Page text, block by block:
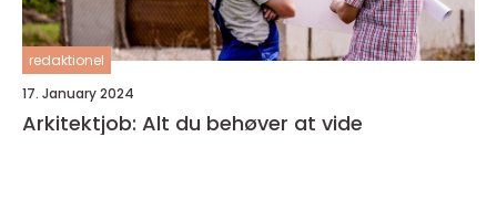
redaktionel
17. January 2024
Arkitektjob: Alt du behøver at vide